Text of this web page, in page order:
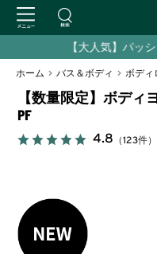
対象製品ご
ホーム > バス＆ボディ > ボディ
【数量限定】ボディ
PF
4.8 （123件）